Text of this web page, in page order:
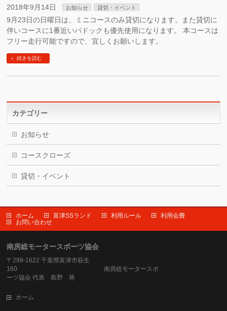
2018年9月14日 お知らせ 貸切・イベント
9月23日の日曜日は、ミニコースのみ貸切になります。また貸切に
伴いコースに1番近いパドックも優先使用になります。 本コースは
フリー走行可能ですので、宜しくお願いします。
続きを読む
カテゴリー
お知らせ
コースクローズ
貸切・イベント
ホーム 富津SSランド 利用ルール
利用会費
お問い合わせ
南房総モータースポーツ協会
〒299-1622 千葉県富津市萩生
160 南房総モータースポ
ーツ協会 代表 島野 将
ホーム